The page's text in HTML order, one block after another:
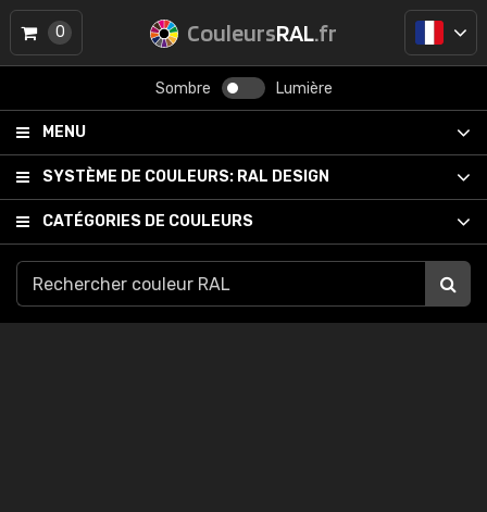
CouleursRAL.fr
Sombre Lumière
MENU
SYSTÈME DE COULEURS: RAL DESIGN
CATÉGORIES DE COULEURS
0